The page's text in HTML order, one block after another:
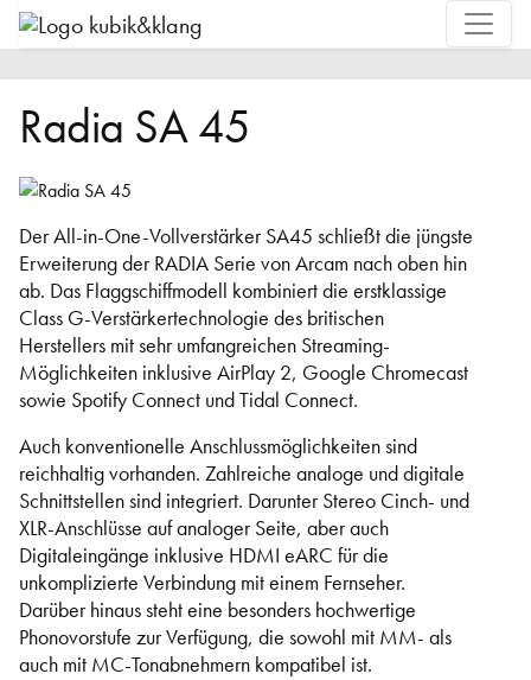
Radia SA 45
Der All-in-One-Vollverstärker SA45 schließt die jüngste
Erweiterung der RADIA Serie von Arcam nach oben hin
ab. Das Flaggschiffmodell kombiniert die erstklassige
Class G-Verstärkertechnologie des britischen
Herstellers mit sehr umfangreichen Streaming-
Möglichkeiten inklusive AirPlay 2, Google Chromecast
sowie Spotify Connect und Tidal Connect.
Auch konventionelle Anschlussmöglichkeiten sind
reichhaltig vorhanden. Zahlreiche analoge und digitale
Schnittstellen sind integriert. Darunter Stereo Cinch- und
XLR-Anschlüsse auf analoger Seite, aber auch
Digitaleingänge inklusive HDMI eARC für die
unkomplizierte Verbindung mit einem Fernseher.
Darüber hinaus steht eine besonders hochwertige
Phonovorstufe zur Verfügung, die sowohl mit MM- als
auch mit MC-Tonabnehmern kompatibel ist.